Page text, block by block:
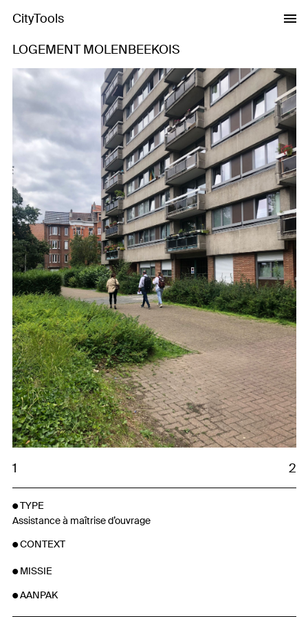
CityTools
LOGEMENT MOLENBEEKOIS
Previous Next
1 2
TYPE
Assistance à maîtrise d’ouvrage
CONTEXT
MISSIE
AANPAK